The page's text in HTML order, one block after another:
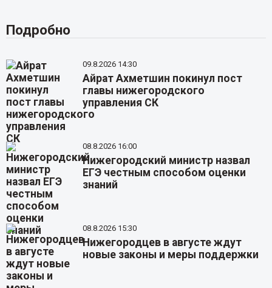
Подробно
09.8.2026 14:30
Айрат Ахметшин покинул пост
главы нижегородского
управления СК
08.8.2026 16:00
Нижегородский министр назвал
ЕГЭ честным способом оценки
знаний
08.8.2026 15:30
Нижегородцев в августе ждут
новые законы и меры поддержки